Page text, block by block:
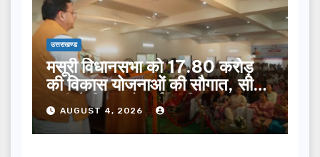
उत्तराखण्ड
मसूरी विधानसभा को 17.80 करोड़
की विकास योजनाओं की सौगात, सीएम
धामी ने किया लोकार्पण-शिलान्यास.
AUGUST 4, 2026